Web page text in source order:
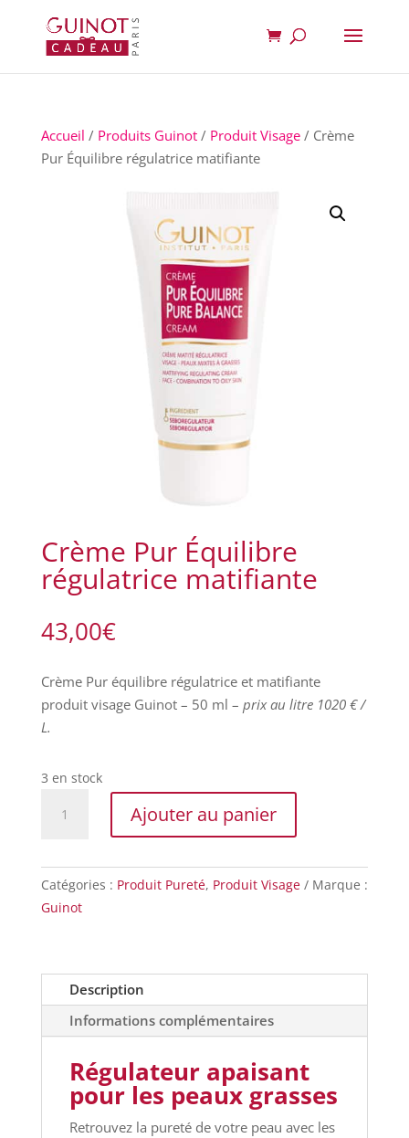
Accueil / Produits Guinot/ Produit Visage/ Crème
Pur Équilibre régulatrice matifiante
Crème Pur Équilibre
régulatrice matifiante
43,00€
Crème Pur équilibre régulatrice et matifiante
produit visage Guinot – 50 ml – prix au litre 1020 € /
L.
3 en stock
Pur
Équilibre
régulatrice
Ajouter au panier
Catégories : Produit Pureté, Produit Visage
Marque :
Guinot
Description
Informations complémentaires
Régulateur apaisant
pour les peaux grasses
Retrouvez la pureté de votre peau avec les